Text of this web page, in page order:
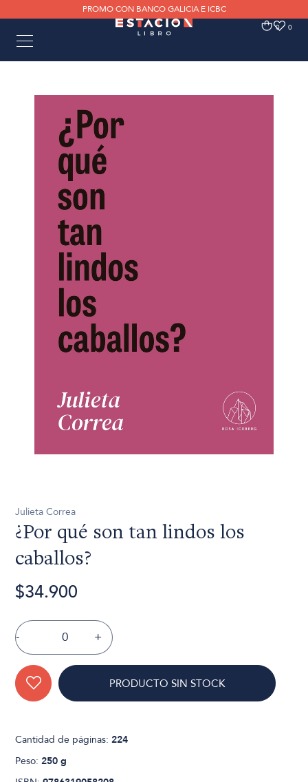
PROMO CON BANCO GALICIA E ICBC
0 0
Julieta Correa
¿Por qué son tan lindos los
caballos?
$34.900
- +
PRODUCTO SIN STOCK
Cantidad de páginas:224
Peso:250 g